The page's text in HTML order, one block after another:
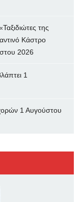
της
Κάστρο
2026
1
1 Αυγούστου